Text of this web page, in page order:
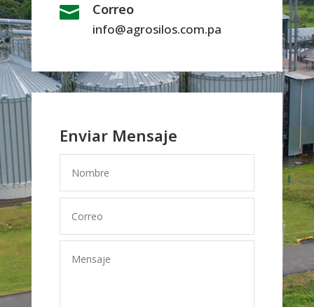
 Correo
info@agrosilos.com.pa
Enviar Mensaje